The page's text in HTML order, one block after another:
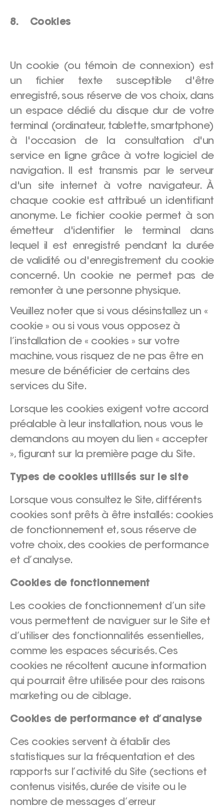
8. Cookies
Un cookie (ou témoin de connexion) est
un fichier texte susceptible d'être
enregistré, sous réserve de vos choix, dans
un espace dédié du disque dur de votre
terminal (ordinateur, tablette, smartphone)
à l'occasion de la consultation d'un
service en ligne grâce à votre logiciel de
navigation. Il est transmis par le serveur
d'un site internet à votre navigateur. À
chaque cookie est attribué un identifiant
anonyme. Le fichier cookie permet à son
émetteur d'identifier le terminal dans
lequel il est enregistré pendant la durée
de validité ou d'enregistrement du cookie
concerné. Un cookie ne permet pas de
remonter à une personne physique.
Veuillez noter que si vous désinstallez un «
cookie » ou si vous vous opposez à
l’installation de « cookies » sur votre
machine, vous risquez de ne pas être en
mesure de bénéficier de certains des
services du Site.
Lorsque les cookies exigent votre accord
préalable à leur installation, nous vous le
demandons au moyen du lien « accepter
», figurant sur la première page du Site.
Types de cookies utilisés sur le site
Lorsque vous consultez le Site, différents
cookies sont prêts à être installés: cookies
de fonctionnement et, sous réserve de
votre choix, des cookies de performance
et d’analyse.
Cookies de fonctionnement
Les cookies de fonctionnement d’un site
vous permettent de naviguer sur le Site et
d’utiliser des fonctionnalités essentielles,
comme les espaces sécurisés. Ces
cookies ne récoltent aucune information
qui pourrait être utilisée pour des raisons
marketing ou de ciblage.
Cookies de performance et d’analyse
Ces cookies servent à établir des
statistiques sur la fréquentation et des
rapports sur l’activité du Site (sections et
contenus visités, durée de visite ou le
nombre de messages d’erreur